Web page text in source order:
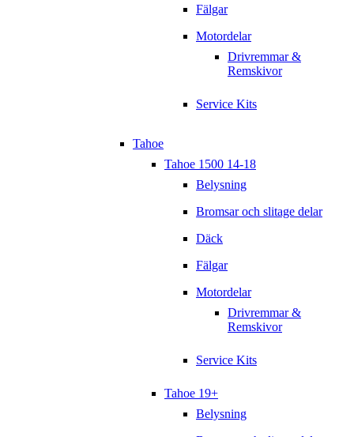
Fälgar
Motordelar
Drivremmar &
Remskivor
Service Kits
Tahoe
Tahoe 1500 14-18
Belysning
Bromsar och slitage delar
Däck
Fälgar
Motordelar
Drivremmar &
Remskivor
Service Kits
Tahoe 19+
Belysning